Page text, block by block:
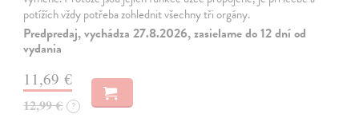
potížích vždy potřeba zohlednit všechny tři orgány.
Predpredaj, vychádza 27.8.2026, zasielame do 12 dní od
vydania
11,69 €
12,99 € ?